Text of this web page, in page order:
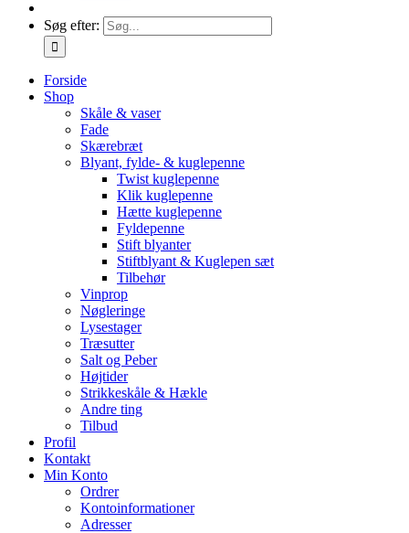
Søg efter:
Forside
Shop
Skåle & vaser
Fade
Skærebræt
Blyant, fylde- & kuglepenne
Twist kuglepenne
Klik kuglepenne
Hætte kuglepenne
Fyldepenne
Stift blyanter
Stiftblyant & Kuglepen sæt
Tilbehør
Vinprop
Nøgleringe
Lysestager
Træsutter
Salt og Peber
Højtider
Strikkeskåle & Hækle
Andre ting
Tilbud
Profil
Kontakt
Min Konto
Ordrer
Kontoinformationer
Adresser